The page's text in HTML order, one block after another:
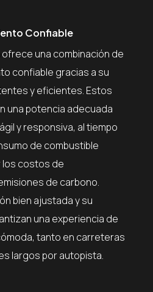
Confiable
ofrece una combinación de
confiable gracias a su
y eficientes. Estos
una potencia adecuada
y responsiva, al tiempo
de combustible
costos de
de carbono.
bien ajustada y su
una experiencia de
tanto en carreteras
largos por autopista.